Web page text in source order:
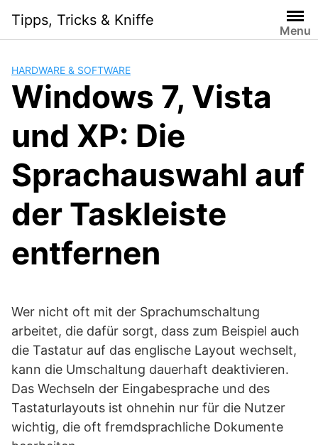
content
Tipps, Tricks & Kniffe
Menu
HARDWARE & SOFTWARE
Windows 7, Vista
und XP: Die
Sprachauswahl auf
der Taskleiste
entfernen
Wer nicht oft mit der Sprachumschaltung
arbeitet, die dafür sorgt, dass zum Beispiel auch
die Tastatur auf das englische Layout wechselt,
kann die Umschaltung dauerhaft deaktivieren.
Das Wechseln der Eingabesprache und des
Tastaturlayouts ist ohnehin nur für die Nutzer
wichtig, die oft fremdsprachliche Dokumente